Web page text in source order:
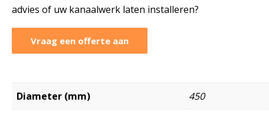
advies of uw kanaalwerk laten installeren?
Vraag een offerte aan
Diameter (mm) 450